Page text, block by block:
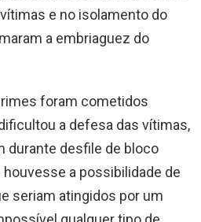
e no isolamento do
a embriaguez do
foram cometidos
a defesa das vítimas,
durante desfile de bloco
a possibilidade de
seriam atingidos por um